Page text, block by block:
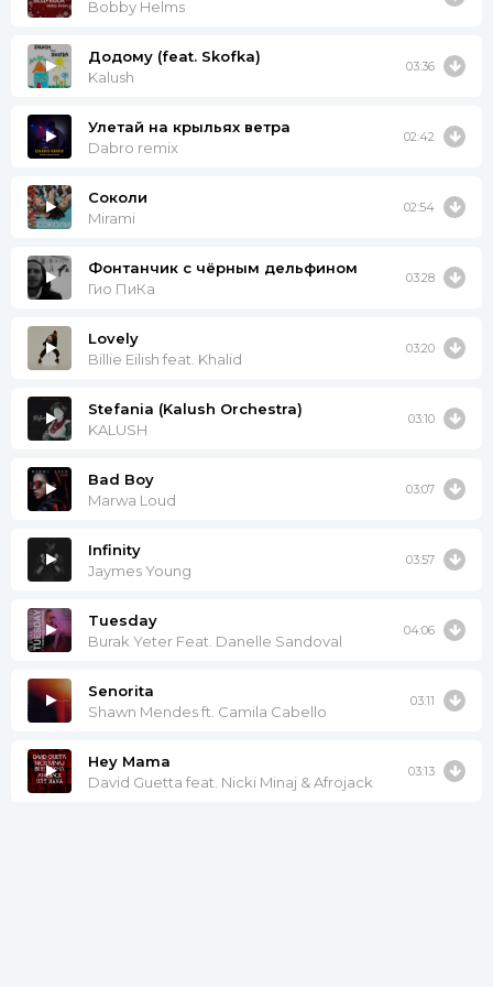
Bobby Helms
Додому (feat. Skofka)
Kalush
03:36
Улетай на крыльях ветра
Dabro remix
02:42
Соколи
Mirami
02:54
Фонтанчик с чёрным дельфином
Гио ПиКа
03:28
Lovely
Billie Eilish feat. Khalid
03:20
Stefania (Kalush Orchestra)
KALUSH
03:10
Bad Boy
Marwa Loud
03:07
Infinity
Jaymes Young
03:57
Tuesday
Burak Yeter Feat. Danelle Sandoval
04:06
Senorita
Shawn Mendes ft. Camila Cabello
03:11
Hey Mama
David Guetta feat. Nicki Minaj & Afrojack
03:13